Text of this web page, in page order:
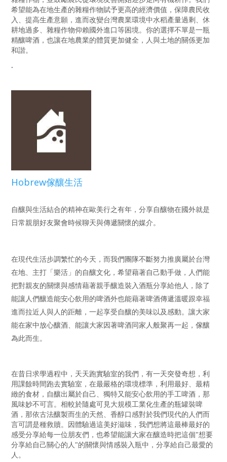
希望能為在地生產的雜糧作物賦予更高的經濟價值，保障農民收
入、提高生產意願，進而改變台灣農業環境中水稻產量過剩、休
耕地過多、雜糧作物仰賴國外進口等困境。你的選擇不單是一瓶
精釀啤酒，也讓在地農業的體質更加健全，人與土地的關係更加
和諧。
.
Hobrew傢釀生活
自釀與生活結合的精神在歐美行之有年，分享自釀物在國外就是
日常親朋好友聚會時候聊天與傳遞關懷的媒介。
在現代生活步調繁忙的今天，而我們團隊不斷努力推廣屬於台灣
在地、主打「樂活」的自釀文化，希望藉著自己動手做，人們能
把對親友的關懷與感情藉著親手釀造裝入酒瓶分享給他人，除了
能讓人們釀造能安心飲用的啤酒外也能藉著啤酒傳遞溫暖跟幸福
進而拉近人與人的距離，一起享受自釀的美味以及感動。讓大家
能在家中放心釀酒、能讓大家因著啤酒同家人般聚再一起，傢釀
為此而生。
在昔日求學過程中，天天跑實驗室的我們，有一天突發奇想，利
用課餘時間跑去實驗室，在最嚴格的環境標準，利用最好、最精
緻的食材，自釀出屬於自己、獨特又能安心飲用的手工啤酒，那
風味妙不可言。相較於隨處可見大規模工業化生產的瓶罐裝啤
酒，那依古法釀製而生的天然、香醇口感對於我們現代的人們而
言可謂是種救贖。因體驗過這美好滋味，我們想將這最棒最好的
感受分享給每一位朋友們，也希望能讓大家在釀造時把這個"想要
分享給自己關心的人"的關懷與情感裝入瓶中，分享給自己最愛的
人。